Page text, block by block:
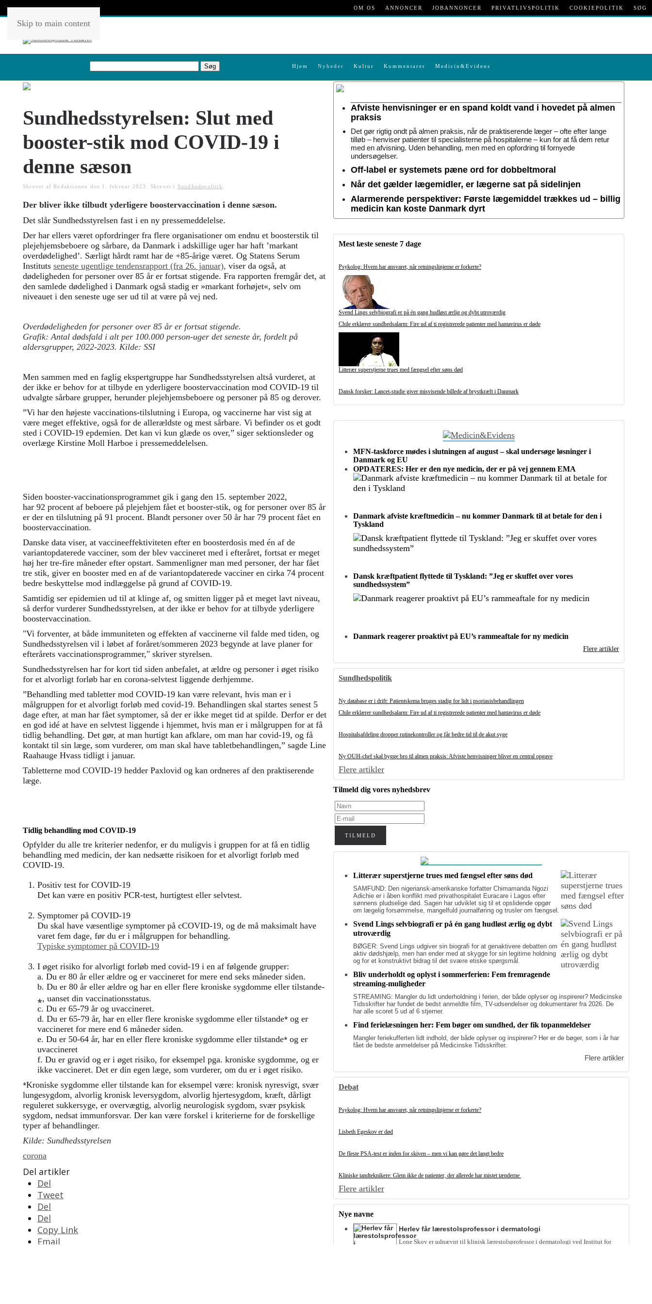
Skip to main content
Hjem Nyheder Kultur Kommentarer Medicin&Evidens
OM OS ANNONCER JOBANNONCER PRIVATLIVSPOLITIK COOKIEPOLITIK SØG
Sundhedsstyrelsen: Slut med
booster-stik mod COVID-19 i
denne sæson
Skrevet af Redaktionen den 1. februar 2023 . Skrevet i Sundhedspolitik
Der bliver ikke tilbudt yderligere boostervaccination i denne sæson.
Det slår Sundhedsstyrelsen fast i en ny pressemeddelelse.
Der har ellers været opfordringer fra flere organisationer om endnu et boosterstik til
plejehjemsbeboere og sårbare, da Danmark i adskillige uger har haft ’markant
overdødelighed’. Særligt hårdt ramt har de +85-årige været. Og Statens Serum
Instituts seneste ugentlige tendensrapport (fra 26. januar), viser da også, at
dødeligheden for personer over 85 år er fortsat stigende. Fra rapporten fremgår det, at
den samlede dødelighed i Danmark også stadig er »markant forhøjet«, selv om
niveauet i den seneste uge ser ud til at være på vej ned.
Overdødeligheden for personer over 85 år er fortsat stigende.
Grafik: Antal dødsfald i alt per 100.000 person-uger det seneste år, fordelt på
aldersgrupper, 2022-2023. Kilde: SSI
Men sammen med en faglig ekspertgruppe har Sundhedsstyrelsen altså vurderet, at
der ikke er behov for at tilbyde en yderligere boostervaccination mod COVID-19 til
udvalgte sårbare grupper, herunder plejehjemsbeboere og personer på 85 og derover.
”Vi har den højeste vaccinations-tilslutning i Europa, og vaccinerne har vist sig at
være meget effektive, også for de allerældste og mest sårbare. Vi befinder os et godt
sted i COVID-19 epdemien. Det kan vi kun glæde os over,” siger sektionsleder og
overlæge Kirstine Moll Harboe i pressemeddelelsen.
Siden booster-vaccinationsprogrammet gik i gang den 15. september 2022,
har 92 procent af beboere på plejehjem fået et booster-stik, og for personer over 85 år
er der en tilslutning på 91 procent. Blandt personer over 50 år har 79 procent fået en
boostervaccination.
Danske data viser, at vaccineeffektiviteten efter en boosterdosis med én af de
variantopdaterede vacciner, som der blev vaccineret med i efteråret, fortsat er meget
høj her tre-fire måneder efter opstart. Sammenligner man med personer, der har fået
tre stik, giver en booster med en af de variantopdaterede vacciner en cirka 74 procent
bedre beskyttelse mod indlæggelse på grund af COVID-19.
Samtidig ser epidemien ud til at klinge af, og smitten ligger på et meget lavt niveau,
så derfor vurderer Sundhedsstyrelsen, at der ikke er behov for at tilbyde yderligere
boostervaccination.
"Vi forventer, at både immuniteten og effekten af vaccinerne vil falde med tiden, og
Sundhedsstyrelsen vil i løbet af foråret/sommeren 2023 begynde at lave planer for
efterårets vaccinationsprogrammer," skriver styrelsen.
Sundhedsstyrelsen har for kort tid siden anbefalet, at ældre og personer i øget risiko
for et alvorligt forløb har en corona-selvtest liggende derhjemme.
”Behandling med tabletter mod COVID-19 kan være relevant, hvis man er i
målgruppen for et alvorligt forløb med covid-19. Behandlingen skal startes senest 5
dage efter, at man har fået symptomer, så der er ikke meget tid at spilde. Derfor er det
en god idé at have en selvtest liggende i hjemmet, hvis man er i målgruppen for at få
tidlig behandling. Det gør, at man hurtigt kan afklare, om man har covid-19, og få
kontakt til sin læge, som vurderer, om man skal have tabletbehandlingen,” sagde Line
Raahauge Hvass tidligt i januar.
Tabletterne mod COVID-19 hedder Paxlovid og kan ordneres af den praktiserende
læge.
Tidlig behandling mod COVID-19
Opfylder du alle tre kriterier nedenfor, er du muligvis i gruppen for at få en tidlig
behandling med medicin, der kan nedsætte risikoen for et alvorligt forløb med
COVID-19.
Positiv test for COVID-19
Det kan være en positiv PCR-test, hurtigtest eller selvtest.
Symptomer på COVID-19
Du skal have væsentlige symptomer på cCOVID-19, og de må maksimalt have
varet fem dage, før du er i målgruppen for behandling.
Typiske symptomer på COVID-19
I øget risiko for alvorligt forløb med covid-19 i en af følgende grupper:
a. Du er 80 år eller ældre og er vaccineret for mere end seks måneder siden.
b. Du er 80 år eller ældre og har en eller flere kroniske sygdomme eller tilstande­­
⁎, uanset din vaccinationsstatus.
c. Du er 65-79 år og uvaccineret.
d. Du er 65-79 år, har en eller flere kroniske sygdomme eller tilstande­­⁎ og er
vaccineret for mere end 6 måneder siden.
e. Du er 50-64 år, har en eller flere kroniske sygdomme eller tilstande­⁎ ­ og er
uvaccineret
f. Du er gravid og er i øget risiko, for eksempel pga. kroniske sygdomme, og er
ikke vaccineret. Det er din egen læge, som vurderer, om du er i øget risiko.
⁎Kroniske sygdomme eller tilstande kan for eksempel være: kronisk nyresvigt, svær
lungesygdom, alvorlig kronisk leversygdom, alvorlig hjertesygdom, kræft, dårligt
reguleret sukkersyge, er overvægtig, alvorlig neurologisk sygdom, svær psykisk
sygdom, nedsat immunforsvar. Der kan være forskel i kriterierne for de forskellige
typer af behandlinger.
Kilde: Sundhedsstyrelsen
corona
Del artikler
Del
Tweet
Del
Del
Copy Link
Email
Afviste henvisninger er en spand koldt vand i hovedet på almen
praksis
Det gør rigtig ondt på almen praksis, når de praktiserende læger – ofte efter lange
tilløb – henviser patienter til specialisterne på hospitalerne – kun for at få dem retur
med en afvisning. Uden behandling, men med en opfordring til fornyede
undersøgelser.
Off-label er systemets pæne ord for dobbeltmoral
Når det gælder lægemidler, er lægerne sat på sidelinjen
Alarmerende perspektiver: Første lægemiddel trækkes ud – billig
medicin kan koste Danmark dyrt
Mest læste seneste 7 dage
Psykolog: Hvem har ansvaret, når retningslinjerne er forkerte?
Svend Lings selvbiografi er på én gang hudløst ærlig og dybt utroværdig
Chile erklærer sundhedsalarm: Fire ud af ti registrerede patienter med hantavirus er døde
Litterær superstjerne trues med fængsel efter søns død
Dansk forsker: Lancet-studie giver misvisende billede af brystkræft i Danmark
MFN-taskforce mødes i slutningen af august – skal undersøge løsninger i
Danmark og EU
OPDATERES: Her er den nye medicin, der er på vej gennem EMA
Danmark afviste kræftmedicin – nu kommer Danmark til at betale for den i
Tyskland
Dansk kræftpatient flyttede til Tyskland: ”Jeg er skuffet over vores
sundhedssystem”
Danmark reagerer proaktivt på EU’s rammeaftale for ny medicin
Flere artikler
Sundhedspolitik
Ny database er i drift: Patientskema bruges stadig for lidt i psoriasisbehandlingen
Chile erklærer sundhedsalarm: Fire ud af ti registrerede patienter med hantavirus er døde
Hospitalsafdeling dropper rutinekontroller og får bedre tid til de akut syge
Ny OUH-chef skal bygge bro til almen praksis: Afviste henvisninger bliver en central opgave
Flere artikler
Tilmeld dig vores nyhedsbrev
TILMELD
Litterær superstjerne trues med fængsel efter søns død
SAMFUND: Den nigeriansk-amerikanske forfatter Chimamanda Ngozi
Adichie er i åben konflikt med privathospitalet Euracare i Lagos efter
sønnens pludselige død. Sagen har udviklet sig til et opslidende opgør
om lægelig forsømmelse, mangelfuld journalføring og trusler om fængsel.
Svend Lings selvbiografi er på én gang hudløst ærlig og dybt
utroværdig
BØGER: Svend Lings udgiver sin biografi for at genaktivere debatten om
aktiv dødshjælp, men han ender med at skygge for sin legitime holdning
og for et konstruktivt bidrag til det svære etiske spørgsmål.
Bliv underholdt og oplyst i sommerferien: Fem fremragende
streaming-muligheder
STREAMING: Mangler du lidt underholdning i ferien, der både oplyser og inspirerer? Medicinske
Tidsskrifter har fundet de bedst anmeldte film, TV-udsendelser og dokumentarer fra 2026. De
har alle scoret 5 ud af 6 stjerner.
Find ferielæsningen her: Fem bøger om sundhed, der fik topanmeldelser
Mangler feriekufferten lidt indhold, der både oplyser og inspirerer? Her er de bøger, som i år har
fået de bedste anmeldelser på Medicinske Tidsskrifter.
Flere artikler
Debat
Psykolog: Hvem har ansvaret, når retningslinjerne er forkerte?
Lisbeth Egeskov er død
De fleste PSA-test er inden for skiven – men vi kan gøre det langt bedre
Kliniske tandteknikere: Glem ikke de patienter, der allerede har mistet tænderne
Flere artikler
Nye navne
Herlev får lærestolsprofessor i dermatologi
Lone Skov er udnævnt til klinisk lærestolsprofessor i dermatologi ved Institut for